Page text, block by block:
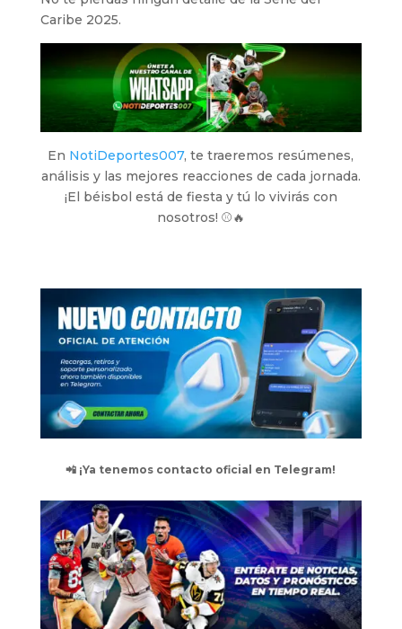
Caribe 2025.
En NotiDeportes007, te traeremos resúmenes,
análisis y las mejores reacciones de cada jornada.
¡El béisbol está de fiesta y tú lo vivirás con
nosotros! ⚾🔥
📲 ¡Ya tenemos contacto oficial en Telegram!